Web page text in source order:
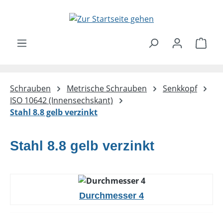
Zum Hauptinhalt springen
Schrauben Metrische Schrauben
Senkkopf
ISO 10642 (Innensechskant)
Stahl 8.8 gelb verzinkt
Stahl 8.8 gelb verzinkt
Durchmesser 4